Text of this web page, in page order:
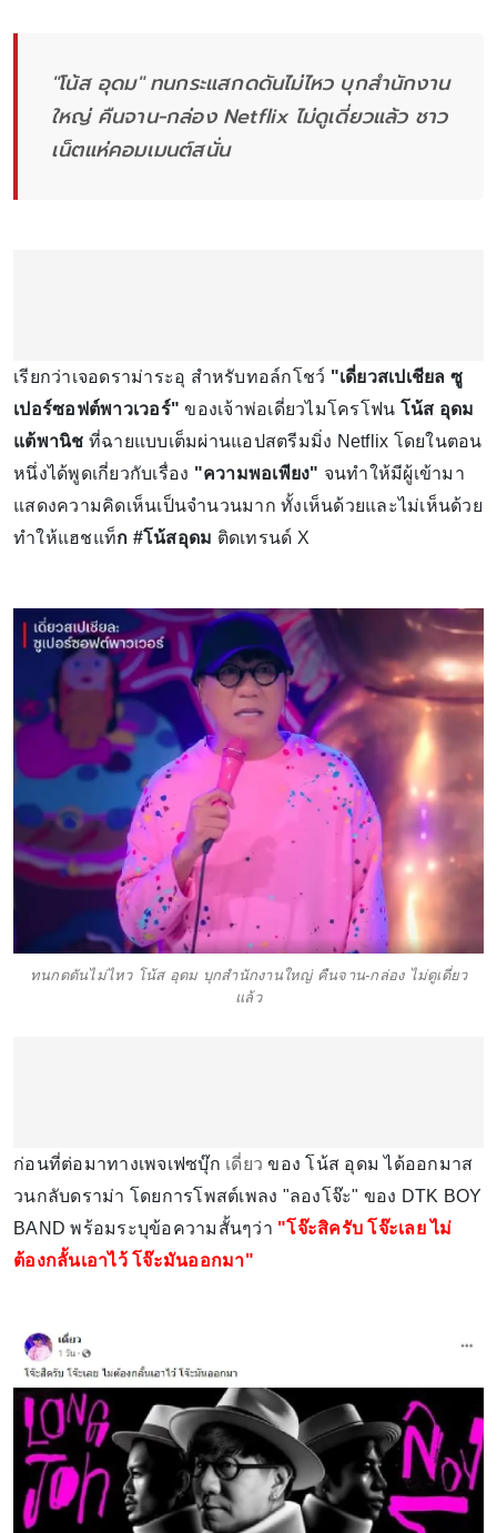
"โน้ส อุดม" ทนกระแสกดดันไม่ไหว บุกสำนักงาน
ใหญ่ คืนจาน-กล่อง Netflix ไม่ดูเดี่ยวแล้ว ชาว
เน็ตแห่คอมเมนต์สนั่น
เรียกว่าเจอดราม่าระอุ สำหรับทอล์กโชว์ "เดี่ยวสเปเชียล ซู
เปอร์ซอฟต์พาวเวอร์" ของเจ้าพ่อเดี่ยวไมโครโฟน โน้ส อุดม
แต้พานิช ที่ฉายแบบเต็มผ่านแอปสตรีมมิ่ง Netflix โดยในตอน
หนึ่งได้พูดเกี่ยวกับเรื่อง "ความพอเพียง" จนทำให้มีผู้เข้ามา
แสดงความคิดเห็นเป็นจำนวนมาก ทั้งเห็นด้วยและไม่เห็นด้วย
ทำให้แฮชแท็ก #โน้สอุดม ติดเทรนด์ X
ทนกดดันไม่ไหว โน้ส อุดม บุกสำนักงานใหญ่ คืนจาน-กล่อง ไม่ดูเดี่ยว
แล้ว
ก่อนที่ต่อมาทางเพจเฟซบุ๊ก เดี่ยวของ โน้ส อุดม ได้ออกมาส
วนกลับดราม่า โดยการโพสต์เพลง "ลองโจ๊ะ" ของ DTK BOY
BAND พร้อมระบุข้อความสั้นๆว่า "โจ๊ะสิครับ โจ๊ะเลย ไม่
ต้องกลั้นเอาไว้ โจ๊ะมันออกมา"